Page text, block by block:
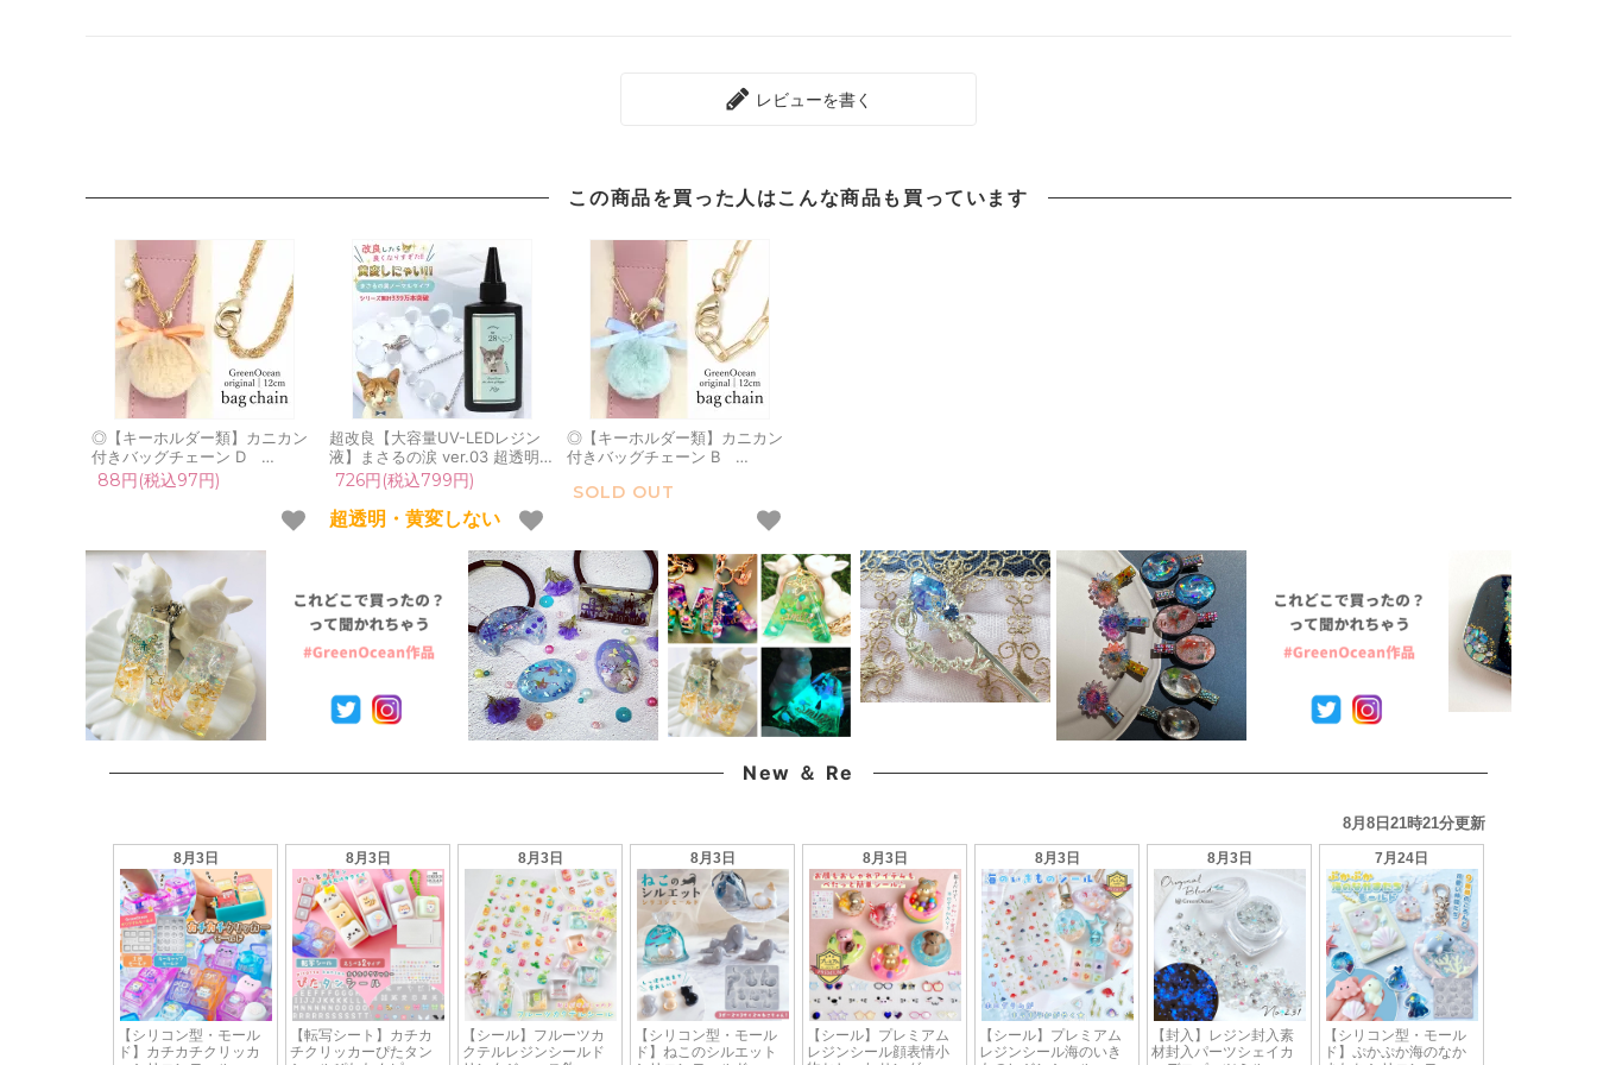
レビューを書く
この商品を買った人はこんな商品も買っています
◎【キーホルダー類】カニカン
付きバッグチェーン D
GreenOceanオリジナル 《き
れいめゴールド》 [鎖,くさり,
88円(税込97円)
超改良【大容量UV-LEDレジン
液】まさるの涙 ver.03 超透明
70g 初心者 作家 コーティング
ハード 黄変しない 高品質 クリ
ア 猫 UVレジン液 安い おすす
め GreenOcean
726円(税込799円)
超透明・黄変しない
◎【キーホルダー類】カニカン
付きバッグチェーン B
れいめゴールド》 [鎖,くさり,
SOLD OUT
New ＆ Re